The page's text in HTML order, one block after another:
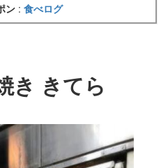
ン : 食べログ
き きてら